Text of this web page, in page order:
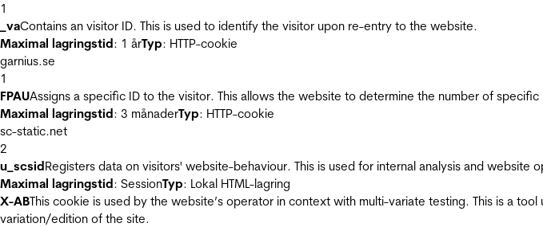
1
_vaContains an visitor ID. This is used to identify the visitor upon re-entry to the website.
Maximal lagringstid: 1 årTyp: HTTP-cookie
garnius.se
1
FPAUAssigns a specific ID to the visitor. This allows the website to determine the number of specific
Maximal lagringstid: 3 månaderTyp: HTTP-cookie
sc-static.net
2
u_scsidRegisters data on visitors' website-behaviour. This is used for internal analysis and website
Maximal lagringstid: SessionTyp: Lokal HTML-lagring
X-ABThis cookie is used by the website’s operator in context with multi-variate testing. This is a
variation/edition of the site.